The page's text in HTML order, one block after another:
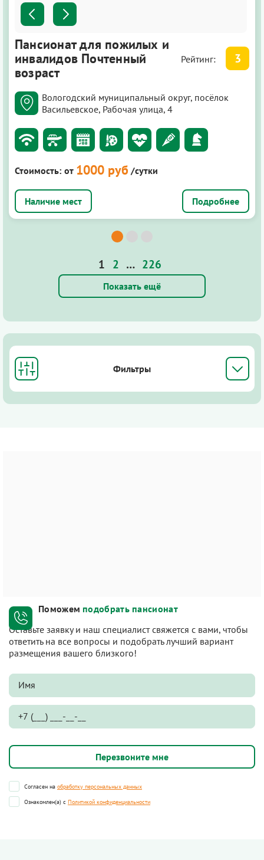
Пансионат для пожилых и
инвалидов Почтенный
возраст
Рейтинг: 3
Вологодский муниципальный округ, посёлок
Васильевское, Рабочая улица, 4
Стоимость: от 1000 руб /сутки
Подробнее
1 2 … 226
Показать ещё
Фильтры
Поможем подобрать пансионат
Оставьте заявку и наш специалист свяжется с вами, чтобы
ответить на все вопросы и подобрать лучший вариант
размещения вашего близкого!
Согласен на обработку персональных данных
Ознакомлен(а) с Политикой конфиденциальности